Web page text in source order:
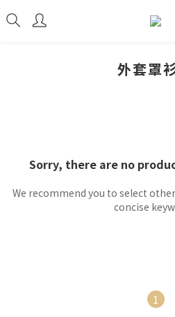
外套罩
Sorry, there are no
We recommend you to select
concise
1